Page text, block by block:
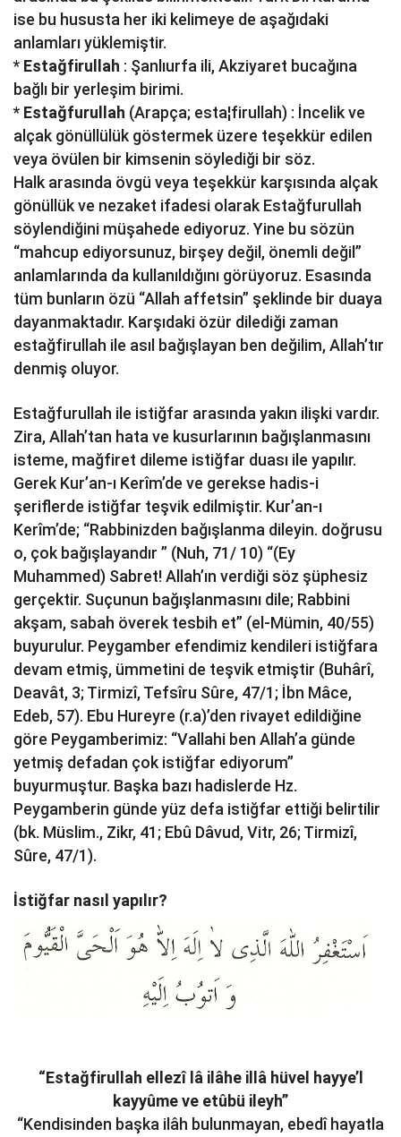
ise bu hususta her iki kelimeye de aşağıdaki
anlamları yüklemiştir.
* Estağfirullah : Şanlıurfa ili, Akziyaret bucağına
bağlı bir yerleşim birimi.
* Estağfurullah (Arapça; esta¦firullah) : İncelik ve
alçak gönüllülük göstermek üzere teşekkür edilen
veya övülen bir kimsenin söylediği bir söz.
Halk arasında övgü veya teşekkür karşısında alçak
gönüllük ve nezaket ifadesi olarak Estağfurullah
söylendiğini müşahede ediyoruz. Yine bu sözün
“mahcup ediyorsunuz, birşey değil, önemli değil”
anlamlarında da kullanıldığını görüyoruz. Esasında
tüm bunların özü “Allah affetsin” şeklinde bir duaya
dayanmaktadır. Karşıdaki özür dilediği zaman
estağfirullah ile asıl bağışlayan ben değilim, Allah’tır
denmiş oluyor.
Estağfurullah ile istiğfar arasında yakın ilişki vardır.
Zira, Allah’tan hata ve kusurlarının bağışlanmasını
isteme, mağfiret dileme istiğfar duası ile yapılır.
Gerek Kur’an-ı Kerîm’de ve gerekse hadis-i
şeriflerde istiğfar teşvik edilmiştir. Kur’an-ı
Kerîm’de; “Rabbinizden bağışlanma dileyin. doğrusu
o, çok bağışlayandır ” (Nuh, 71/ 10) “(Ey
Muhammed) Sabret! Allah’ın verdiği söz şüphesiz
gerçektir. Suçunun bağışlanmasını dile; Rabbini
akşam, sabah överek tesbih et” (el-Mümin, 40/55)
buyurulur. Peygamber efendimiz kendileri istiğfara
devam etmiş, ümmetini de teşvik etmiştir (Buhârî,
Deavât, 3; Tirmizî, Tefsîru Sûre, 47/1; İbn Mâce,
Edeb, 57). Ebu Hureyre (r.a)’den rivayet edildiğine
göre Peygamberimiz: “Vallahi ben Allah’a günde
yetmiş defadan çok istiğfar ediyorum”
buyurmuştur. Başka bazı hadislerde Hz.
Peygamberin günde yüz defa istiğfar ettiği belirtilir
(bk. Müslim., Zikr, 41; Ebû Dâvud, Vitr, 26; Tirmizî,
Sûre, 47/1).
İstiğfar nasıl yapılır?
“Estağfirullah ellezî lâ ilâhe illâ hüvel hayye’l
kayyûme ve etûbü ileyh”
“Kendisinden başka ilâh bulunmayan, ebedî hayatla